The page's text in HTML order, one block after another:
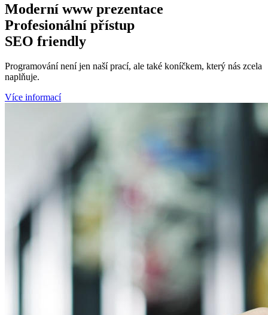
Moderní wwwprezentace
Profesionální přístup
SEO friendly
Programování není jen naší prací, ale také koníčkem, který nás zcela
naplňuje.
Více informací